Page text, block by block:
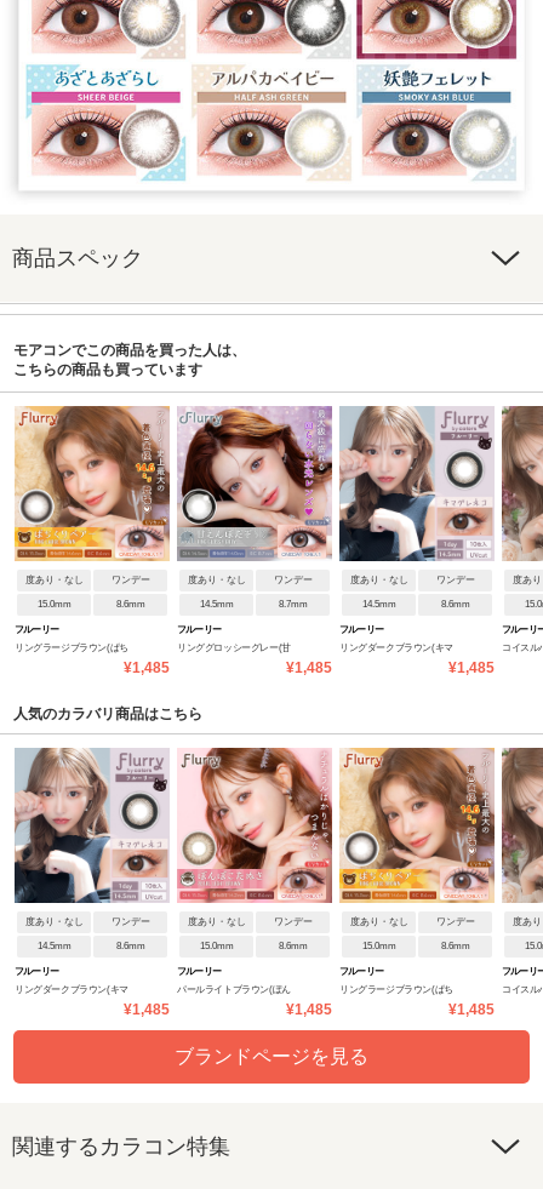
商品スペック
モアコンでこの商品を買った人は、
こちらの商品も買っています
度あり・なし ワンデー
15.0mm 8.6mm
フルーリー
リングラージブラウン(ぱち
¥1,485
度あり・なし ワンデー
14.5mm 8.7mm
フルーリー
リンググロッシーグレー(甘
¥1,485
度あり・なし ワンデー
14.5mm 8.6mm
フルーリー
リングダークブラウン(キマ
¥1,485
度あ
フルーリ
コイスル
人気のカラバリ商品はこちら
度あり・なし ワンデー
14.5mm 8.6mm
フルーリー
リングダークブラウン(キマ
¥1,485
度あり・なし ワンデー
15.0mm 8.6mm
フルーリー
パールライトブラウン(ぽん
¥1,485
度あり・なし ワンデー
15.0mm 8.6mm
フルーリー
リングラージブラウン(ぱち
¥1,485
度あ
フルーリ
コイスル
ブランドページを見る
関連するカラコン特集